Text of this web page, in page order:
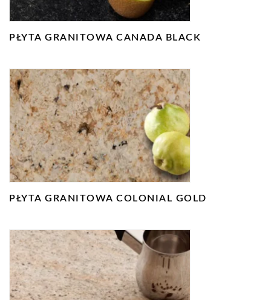
PŁYTA GRANITOWA CANADA BLACK
PŁYTA GRANITOWA COLONIAL GOLD